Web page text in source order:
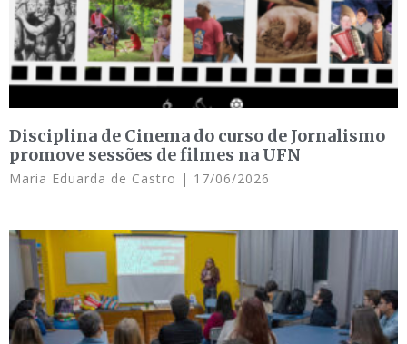
Disciplina de Cinema do curso de Jornalismo
promove sessões de filmes na UFN
Maria Eduarda de Castro 17/06/2026